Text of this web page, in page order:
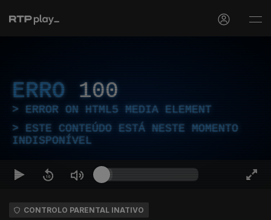
ERRO 100
ERROR ON HTML5 MEDIA ELEMENT
ESTE CONTEÚDO ESTÁ NESTE MOMENTO
INDISPONÍVEL
CONTROLO PARENTAL INATIVO